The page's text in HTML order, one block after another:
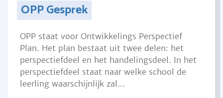
OPP Gesprek
OPP staat voor Ontwikkelings Perspectief
Plan. Het plan bestaat uit twee delen: het
perspectiefdeel en het handelingsdeel. In het
perspectiefdeel staat naar welke school de
leerling waarschijnlijk zal...